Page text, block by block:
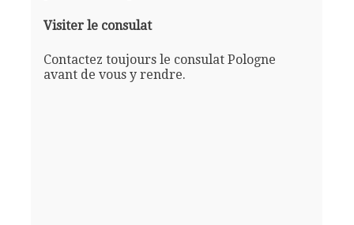
Visiter le consulat
Contactez toujours le consulat Pologne
avant de vous y rendre.